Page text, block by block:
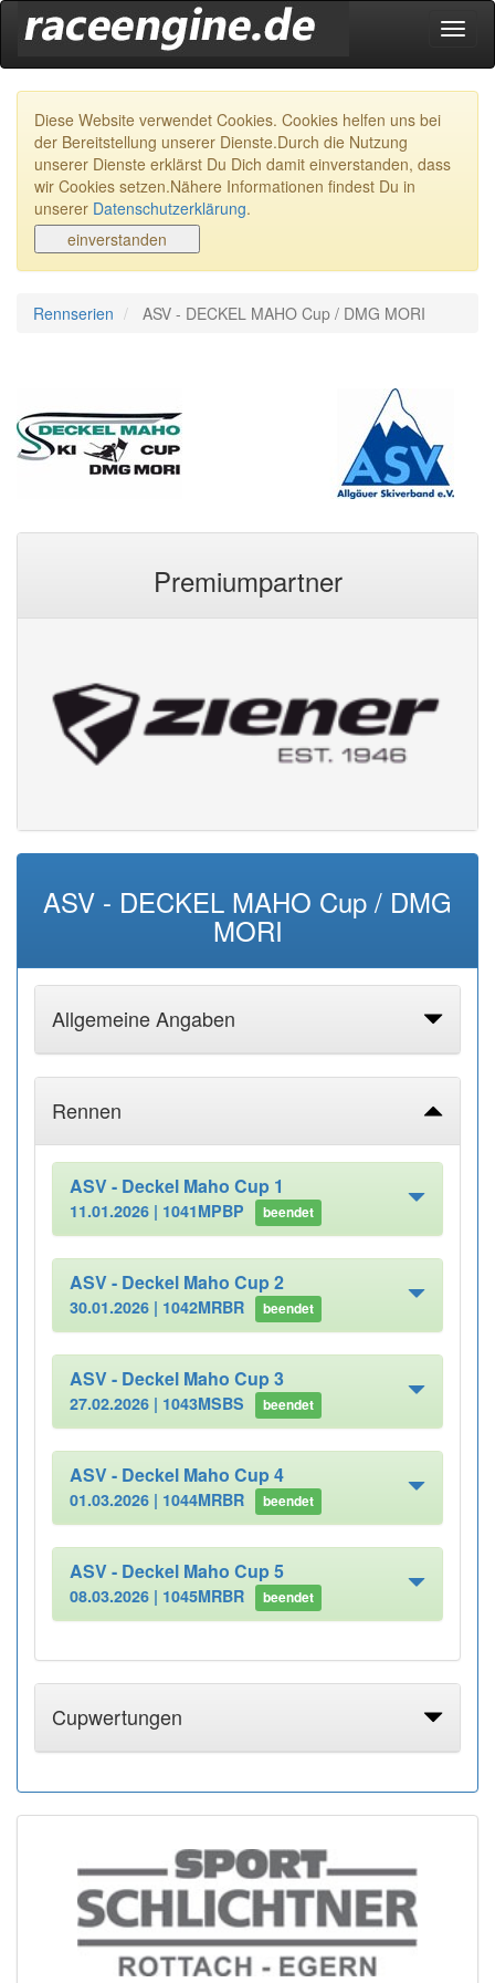
Diese Website verwendet Cookies. Cookies helfen uns bei
der Bereitstellung unserer Dienste.Durch die Nutzung
unserer Dienste erklärst Du Dich damit einverstanden, dass
wir Cookies setzen.Nähere Informationen findest Du in
unserer Datenschutzerklärung.
Rennserien ASV - DECKEL MAHO Cup / DMG MORI
Premiumpartner
ASV - DECKEL MAHO Cup / DMG
MORI
Allgemeine Angaben
Rennen
ASV - Deckel Maho Cup 1
11.01.2026 | 1041MPBP beendet
ASV - Deckel Maho Cup 2
30.01.2026 | 1042MRBR beendet
ASV - Deckel Maho Cup 3
27.02.2026 | 1043MSBS beendet
ASV - Deckel Maho Cup 4
01.03.2026 | 1044MRBR beendet
ASV - Deckel Maho Cup 5
08.03.2026 | 1045MRBR beendet
Cupwertungen